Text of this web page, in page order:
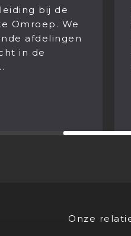
bij de
Omroep. We
afdelingen
in de
Onze